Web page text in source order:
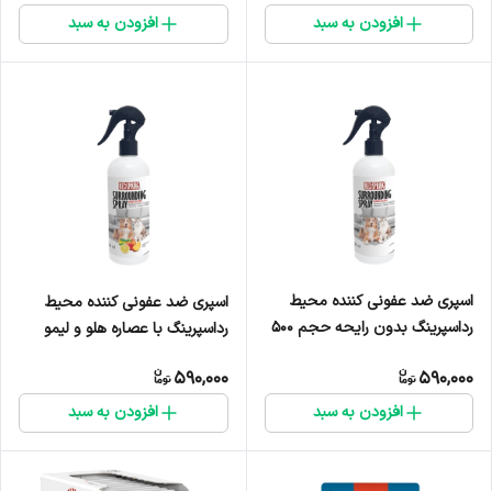
افزودن به سبد افزودن به سبد
اسپری ضد عفونی کننده محیط
رداسپرینگ بدون رایحه حجم 500
590,000
افزودن به سبد
اسپری ضد عفونی کننده محیط
رداسپرینگ با عصاره هلو و لیمو
590,000
افزودن به سبد